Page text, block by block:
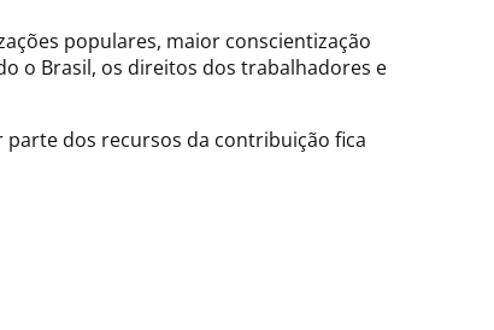
populares, maior conscientização
o Brasil, os direitos dos trabalhadores e
dos recursos da contribuição fica